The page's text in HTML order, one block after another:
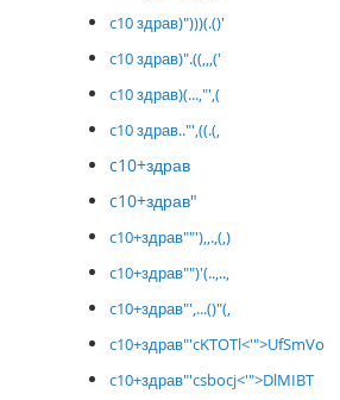
c10 здрав)")))(.()'
c10 здрав)".((,,,('
c10 здрав)(...,"',(
c10 здрав.."',((.(,
c10+здрав
c10+здрав"
c10+здрав""'),,.,(,)
c10+здрав"")'(..,..,
c10+здрав"',...()"(,
c10+здрав"'cKTOTl<'">UfSmVo
c10+здрав"'csbocj<'">DlMIBT